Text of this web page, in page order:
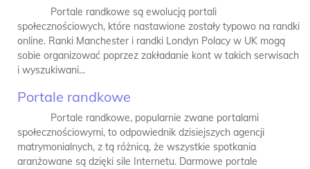
Portale randkowe są ewolucją portali
społecznościowych, które nastawione zostały typowo na randki
online. Ranki Manchester i randki Londyn Polacy w UK mogą
sobie organizować poprzez zakładanie kont w takich serwisach
i wyszukiwani...
Portale randkowe
Portale randkowe, popularnie zwane portalami
społecznościowymi, to odpowiednik dzisiejszych agencji
matrymonialnych, z tą różnicą, że wszystkie spotkania
aranżowane są dzięki sile Internetu. Darmowe portale